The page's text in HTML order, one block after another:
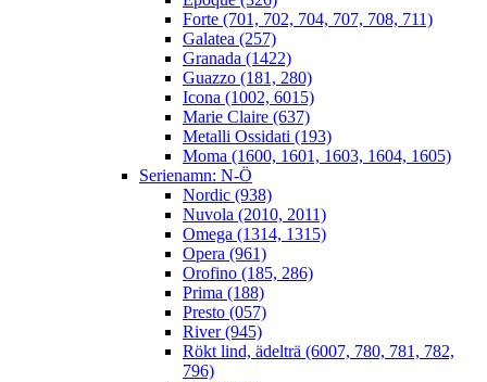
Forte (701, 702, 704, 707, 708, 711)
Galatea (257)
Granada (1422)
Guazzo (181, 280)
Icona (1002, 6015)
Marie Claire (637)
Metalli Ossidati (193)
Moma (1600, 1601, 1603, 1604, 1605)
Serienamn: N-Ö
Nordic (938)
Nuvola (2010, 2011)
Omega (1314, 1315)
Opera (961)
Orofino (185, 286)
Prima (188)
Presto (057)
River (945)
Rökt lind, ädelträ (6007, 780, 781, 782,
796)